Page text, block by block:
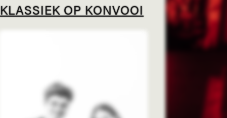
KLASSIEK OP KONVOOI